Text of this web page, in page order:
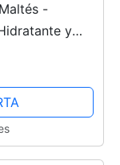
-
y
Natural